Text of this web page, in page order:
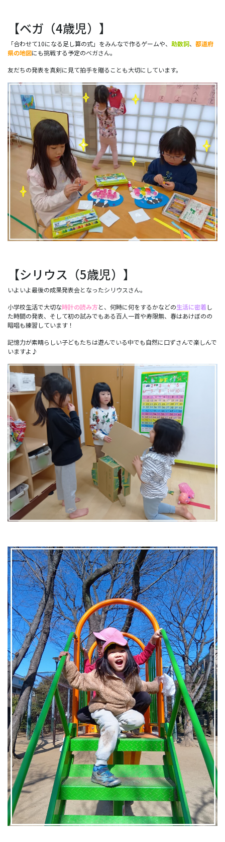
【ベガ（4歳児）】
「合わせて10になる足し算の式」をみんなで作るゲームや、 助数詞、 都道府
県の地図にも挑戦する予定のベガさん。
友だちの発表を真剣に見て拍手を贈ることも大切にしています。
【シリウス（5歳児）】
いよいよ最後の成果発表会となったシリウスさん。
小学校生活で大切な時計の読み方と、何時に何をするかなどの生活に密着し
た時間の発表、そして初の試みでもある百人一首や寿限無、春はあけぼのの
暗唱も練習しています！
記憶力が素晴らしい子どもたちは遊んでいる中でも自然に口ずさんで楽しんで
いますよ♪